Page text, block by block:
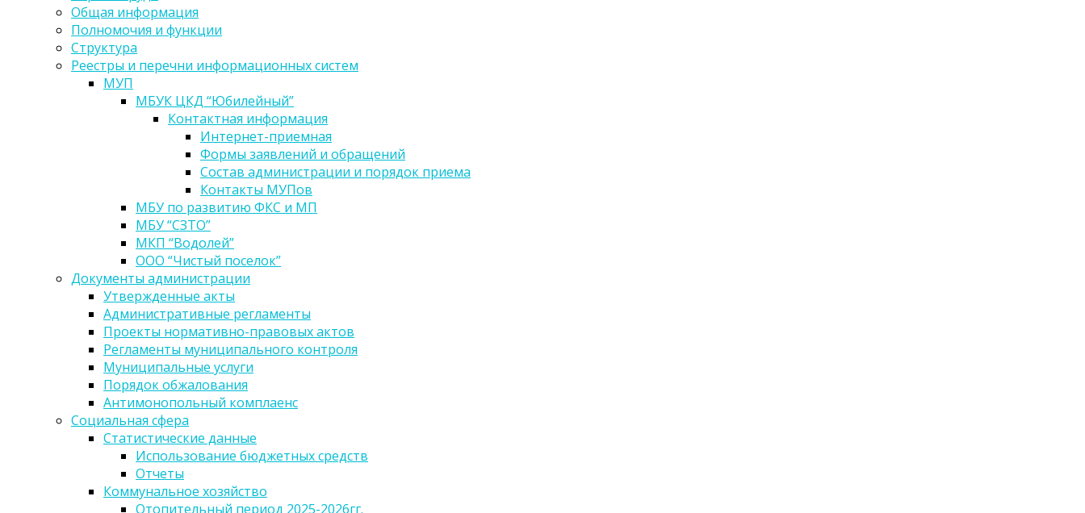
Общая информация
Полномочия и функции
Структура
Реестры и перечни информационных систем
МУП
МБУК ЦКД “Юбилейный”
Контактная информация
Интернет-приемная
Формы заявлений и обращений
Состав администрации и порядок приема
Контакты МУПов
МБУ по развитию ФКС и МП
МБУ “СЗТО”
МКП “Водолей”
ООО “Чистый поселок”
Документы администрации
Утвержденные акты
Административные регламенты
Проекты нормативно-правовых актов
Регламенты муниципального контроля
Муниципальные услуги
Порядок обжалования
Антимонопольный комплаенс
Социальная сфера
Статистические данные
Использование бюджетных средств
Отчеты
Коммунальное хозяйство
Отопительный период 2025-2026гг.